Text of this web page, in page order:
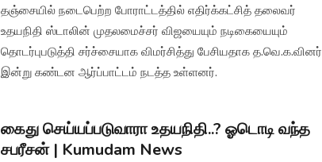
தஞ்சையில் நடைபெற்ற போராட்டத்தில் எதிர்க்கட்சித் தலைவர்
உதயநிதி ஸ்டாலின் முதலமைச்சர் விஜயையும் நடிகையையும்
தொடர்புபடுத்தி சர்ச்சையாக விமர்சித்து பேசியதாக த.வெ.க.வினர்
இன்று கண்டன ஆர்ப்பாட்டம் நடத்த உள்ளனர்.
கைது செய்யப்படுவாரா உதயநிதி..? ஓடொடி வந்த
சபரீசன் | Kumudam News